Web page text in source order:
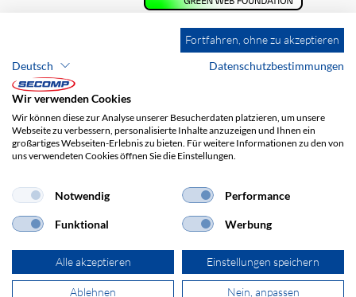
Brands Impressum
AGB
Haftungsausschluss
Versandkosten
© 2026 SECOMP AG. Alle Rechte vorbehalten.
Fortfahren, ohne zu akzeptieren
Deutsch
Datenschutzbestimmungen
Wir verwenden Cookies
Wir können diese zur Analyse unserer Besucherdaten platzieren, um unsere
Webseite zu verbessern, personalisierte Inhalte anzuzeigen und Ihnen ein
großartiges Webseiten-Erlebnis zu bieten. Für weitere Informationen zu den von
uns verwendeten Cookies öffnen Sie die Einstellungen.
Notwendig Performance
Funktional Werbung
Alle akzeptieren Einstellungen speichern
Ablehnen Nein, anpassen